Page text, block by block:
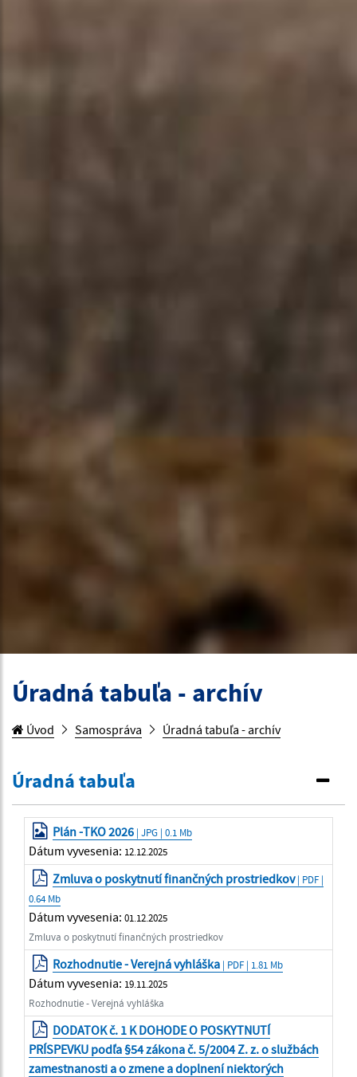
Úradná tabuľa - archív
Úvod Samospráva Úradná tabuľa - archív
Úradná tabuľa
Plán -TKO 2026 | JPG | 0.1 Mb
Dátum vyvesenia: 12.12.2025
Zmluva o poskytnutí finančných prostriedkov| PDF |
0.64 Mb
Dátum vyvesenia: 01.12.2025
Zmluva o poskytnutí finančných prostriedkov
Rozhodnutie - Verejná vyhláška | PDF | 1.81 Mb
Dátum vyvesenia: 19.11.2025
Rozhodnutie - Verejná vyhláška
DODATOK č. 1 K DOHODE O POSKYTNUTÍ
PRÍSPEVKU podľa §54 zákona č. 5/2004 Z. z. o službách
zamestnanosti a o zmene a doplnení niektorých